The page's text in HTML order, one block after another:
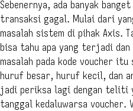
Sebenernya, ada banyak
transaksi gagal. Mulai dari
masalah sistem di pihak Axis.
bisa tahu apa yang terjadi
masalah pada kode voucher
huruf besar, huruf kecil, dan
jadi periksa lagi dengan teliti
tanggal kedaluwarsa voucher.